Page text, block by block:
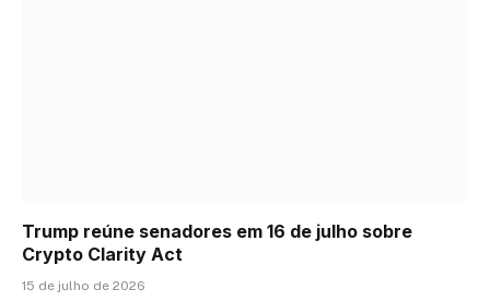
Trump reúne senadores em 16 de julho sobre
Crypto Clarity Act
15 de julho de 2026